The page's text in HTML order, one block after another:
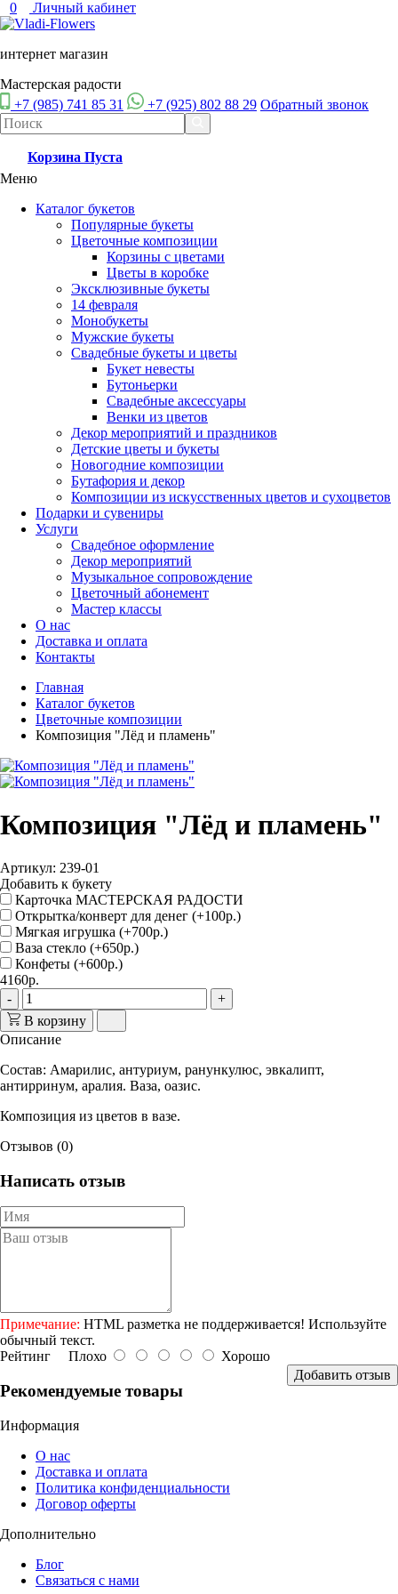
0 Личный кабинет
интернет магазин
Мастерская радости
+7 (985) 741 85 31
+7 (925) 802 88 29 Обратный звонок
Корзина Пуста
Меню
Каталог букетов
Популярные букеты
Цветочные композиции
Корзины с цветами
Цветы в коробке
Эксклюзивные букеты
14 февраля
Монобукеты
Мужские букеты
Свадебные букеты и цветы
Букет невесты
Бутоньерки
Свадебные аксессуары
Венки из цветов
Декор мероприятий и праздников
Детские цветы и букеты
Новогодние композиции
Бутафория и декор
Композиции из искусственных цветов и сухоцветов
Подарки и сувениры
Услуги
Свадебное оформление
Декор мероприятий
Музыкальное сопровождение
Цветочный абонемент
Мастер классы
О нас
Доставка и оплата
Контакты
Главная
Каталог букетов
Цветочные композиции
Композиция "Лёд и пламень"
Композиция "Лёд и пламень"
Артикул: 239-01
Добавить к букету
Карточка МАСТЕРСКАЯ РАДОСТИ
Открытка/конверт для денег (+100р.)
Мягкая игрушка (+700р.)
Ваза стекло (+650р.)
Конфеты (+600р.)
4160р.
-
+
В корзину
Описание
Состав: Амарилис, антуриум, ранункулюс, эвкалипт,
антирринум, аралия. Ваза, оазис.
Композиция из цветов в вазе.
Отзывов (0)
Написать отзыв
Примечание: HTML разметка не поддерживается! Используйте
обычный текст.
Рейтинг Плохо
Хорошо
Добавить отзыв
Рекомендуемые товары
Информация
О нас
Доставка и оплата
Политика конфиденциальности
Договор оферты
Дополнительно
Блог
Связаться с нами